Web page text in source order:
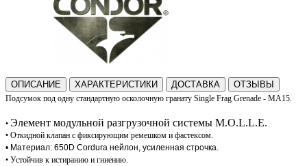
ОПИСАНИЕ ХАРАКТЕРИСТИКИ ДОСТАВКА ОТЗЫВЫ
Подсумок под одну стандартную осколочную гранату Single Frag Grenade - MA15.
• Элемент модульной разгрузочной системы M.O.L.L.E.
• Откидной клапан с фиксирующим ремешком и фастексом.
• Материал: 650D Cordura нейлон, усиленная строчка.
• Устойчив к истиранию и гниению.